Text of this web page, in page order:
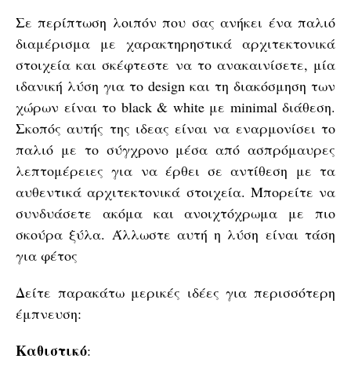
Σε περίπτωση λοιπόν που σας ανήκει ένα παλιό
διαμέρισμα με χαρακτηρηστικά αρχιτεκτονικά
στοιχεία και σκέφτεστε να το ανακαινίσετε, μία
ιδανική λύση για το design και τη διακόσμηση των
χώρων είναι το black & white με minimal διάθεση.
Σκοπός αυτής της ιδεας είναι να εναρμονίσει το
παλιό με το σύγχρονο μέσα από ασπρόμαυρες
λεπτομέρειες για να έρθει σε αντίθεση με τα
αυθεντικά αρχιτεκτονικά στοιχεία. Μπορείτε να
συνδυάσετε ακόμα και ανοιχτόχρωμα με πιο
σκούρα ξύλα. Άλλωστε αυτή η λύση είναι τάση
για φέτος
Δείτε παρακάτω μερικές ιδέες για περισσότερη
έμπνευση:
Καθιστικό: